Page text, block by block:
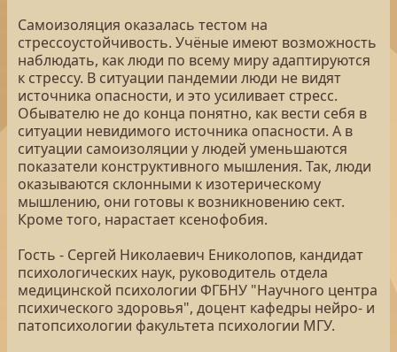
Самоизоляция оказалась тестом на
стрессоустойчивость. Учёные имеют возможность
наблюдать, как люди по всему миру адаптируются
к стрессу. В ситуации пандемии люди не видят
источника опасности, и это усиливает стресс.
Обывателю не до конца понятно, как вести себя в
ситуации невидимого источника опасности. А в
ситуации самоизоляции у людей уменьшаются
показатели конструктивного мышления. Так, люди
оказываются склонными к изотерическому
мышлению, они готовы к возникновению сект.
Кроме того, нарастает ксенофобия.
Гость - Сергей Николаевич Ениколопов, кандидат
психологических наук, руководитель отдела
медицинской психологии ФГБНУ "Научного центра
психического здоровья", доцент кафедры нейро- и
патопсихологии факультета психологии МГУ.